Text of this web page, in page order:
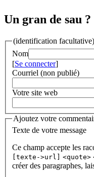
Un gran de sau ?
(identification facultative)
Nom
[Se connecter]
Courriel (non publié)
Votre site web
Ajoutez votre
Texte de votre message
Ce champ accepte les
[texte->url]
<quote>
créer des paragraphes,